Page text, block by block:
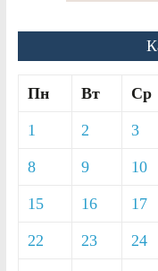
Пн Вт Ср
1 2 3
8 9 10
15 16 17
22 23 24